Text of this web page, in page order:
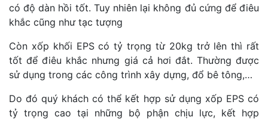
có độ dàn hồi tốt. Tuy nhiên lại không đủ cứng để điêu
khắc cũng như tạc tượng
Còn xốp khối EPS có tỷ trọng từ 20kg trở lên thì rất
tốt để điêu khắc nhưng giá cả hơi đắt. Thường được
sử dụng trong các công trình xây dựng, đổ bê tông,…
Do đó quý khách có thể kết hợp sử dụng xốp EPS có
tỷ trọng cao tại những bộ phận chịu lực, kết hợp